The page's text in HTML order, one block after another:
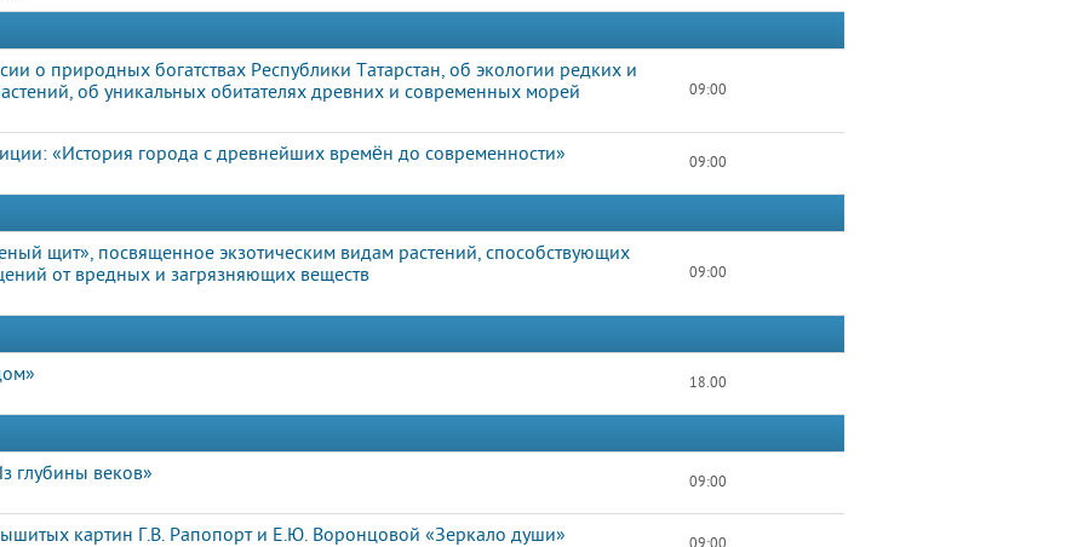
о природных богатствах Республики Татарстан, об экологии редких и
об уникальных обитателях древних и современных морей
09:00
«История города с древнейших времён до современности» 09:00
щит», посвященное экзотическим видам растений, способствующих
от вредных и загрязняющих веществ
09:00
18.00
глубины веков»
09:00
картин Г.В. Рапопорт и Е.Ю. Воронцовой «Зеркало души»